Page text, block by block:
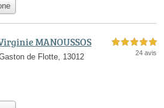
MANOUSSOS
de Flotte, 13012
5,0 étoiles sur 5
24 avis